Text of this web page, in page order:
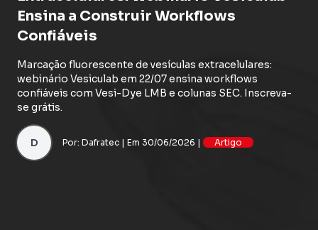
Ensina a Construir Workflows
Confiáveis
Marcação fluorescente de vesículas extracelulares:
webinário Vesiculab em 22/07 ensina workflows
confiáveis com Vesi-Dye LMB e colunas SEC. Inscreva-
se grátis.
D Por: Dafratec | Em 30/06/2026 | Artigo